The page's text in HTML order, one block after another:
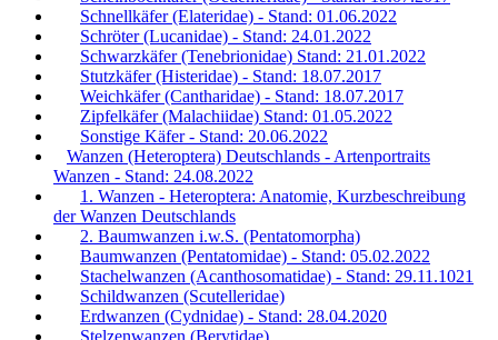
Schnellkäfer (Elateridae) - Stand: 01.06.2022
Schröter (Lucanidae) - Stand: 24.01.2022
Schwarzkäfer (Tenebrionidae) Stand: 21.01.2022
Stutzkäfer (Histeridae) - Stand: 18.07.2017
Weichkäfer (Cantharidae) - Stand: 18.07.2017
Zipfelkäfer (Malachiidae) Stand: 01.05.2022
Sonstige Käfer - Stand: 20.06.2022
Wanzen (Heteroptera) Deutschlands - Artenportraits
Wanzen - Stand: 24.08.2022
1. Wanzen - Heteroptera: Anatomie, Kurzbeschreibung
der Wanzen Deutschlands
2. Baumwanzen i.w.S. (Pentatomorpha)
Baumwanzen (Pentatomidae) - Stand: 05.02.2022
Stachelwanzen (Acanthosomatidae) - Stand: 29.11.1021
Schildwanzen (Scutelleridae)
Erdwanzen (Cydnidae) - Stand: 28.04.2020